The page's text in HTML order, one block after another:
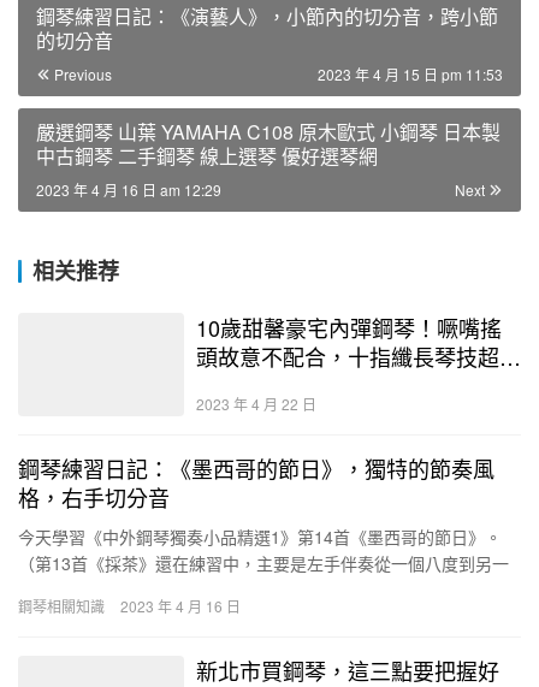
鋼琴練習日記：《演藝人》，小節內的切分音，跨小節
的切分音
Previous 2023 年 4 月 15 日 pm 11:53
嚴選鋼琴 山葉 YAMAHA C108 原木歐式 小鋼琴 日本製
中古鋼琴 二手鋼琴 線上選琴 優好選琴網
Next
2023 年 4 月 16 日 am 12:29
相关推荐
10歲甜馨豪宅內彈鋼琴！噘嘴搖
頭故意不配合，十指纖長琴技超厲
2023 年 4 月 22 日
鋼琴練習日記：《墨西哥的節日》，獨特的節奏風
格，右手切分音
今天學習《中外鋼琴獨奏小品精選1》第14首《墨西哥的節日》。
（第13首《採茶》還在練習中，主要是左手伴奏從一個八度到另一
手…
鋼琴相關知識 2023 年 4 月 16 日
新北市買鋼琴，這三點要把握好